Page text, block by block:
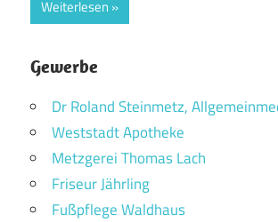
Weiterlesen
Gewerbe
Dr Roland Steinmetz,
Weststadt Apotheke
Metzgerei Thomas Lach
Friseur Jährling
Fußpflege Waldhaus